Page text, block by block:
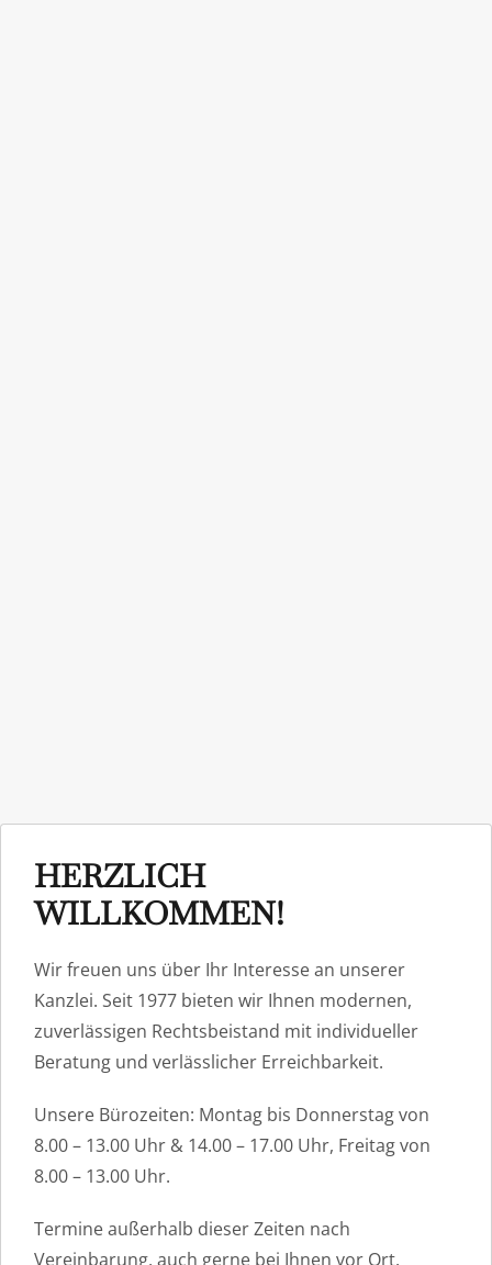
HERZLICH
WILLKOMMEN!
Wir freuen uns über Ihr Interesse an unserer
Kanzlei. Seit 1977 bieten wir Ihnen modernen,
zuverlässigen Rechtsbeistand mit individueller
Beratung und verlässlicher Erreichbarkeit.
Unsere Bürozeiten: Montag bis Donnerstag von
8.00 – 13.00 Uhr & 14.00 – 17.00 Uhr, Freitag von
8.00 – 13.00 Uhr.
Termine außerhalb dieser Zeiten nach
Vereinbarung, auch gerne bei Ihnen vor Ort.